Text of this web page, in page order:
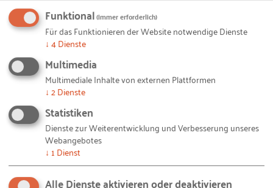
Auszubildende finden
Meldung von Stellen bei der Agentur für
Arbeit
Online-Jobbörsen
Stellenanzeigen in lokalen Printmedien
Azubi-Speed-Dating
Mitarbeiter werben Mitarbeiter / Azubis
finden ihren Nachfolger
In Kontakt bleiben
Wie?Sie rufen einmalig oder dauerhaft Ihre
Beschäftigten dazu auf, für das Unternehmen als
Arbeitgeber zu werben, und honorieren eine
erfolgreiche Vermittlung von Fachkräften und/oder
Auszubildenden. Im zweiten Fall kann es ein
Azubiprojekt sein, dass die aktuellen
Auszubildenden ihre Nachfolger gewinnen. Eine
Variante ist es, dass Mitarbeiterkinder für
Ausbildungsplätzen bei gleicher Eignung bevorzugt
werden.
Aufwand?Festlegung von Regeln und interne
Funktional(immer erforderlich)
Für das Funktionieren der Website notwendige Dienste
↓ 4Dienste
Multimedia
Multimediale Inhalte von externen Plattformen
↓ 2Dienste
Statistiken
Dienste zur Weiterentwicklung und Verbesserung unseres
Webangebotes
↓ 1 Dienst
Alle Dienste aktivieren oder deaktivieren